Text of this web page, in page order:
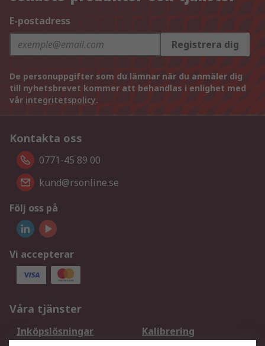
E-postadress
Registrera dig
De personuppgifter som du lämnar när du anmäler dig
till nyhetsbrevet kommer att behandlas i enlighet med
vår integritetspolicy.
Kontakta oss
0771-45 89 00
kund@rsonline.se
Följ oss på
Vi accepterar
Våra tjänster
Inköpslösningar
Kalibrering